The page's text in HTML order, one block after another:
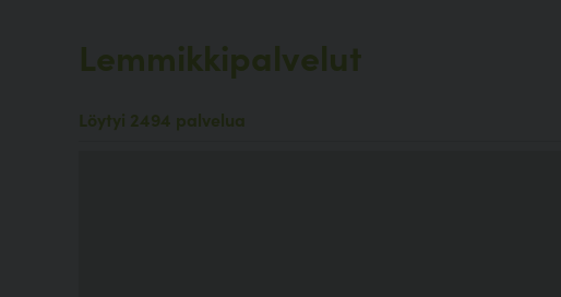
Lemmikkipalvelut
Löytyi 2494 palvelua